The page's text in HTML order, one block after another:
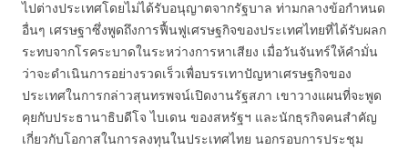
ไปต่างประเทศโดยไม่ได้รับอนุญาตจากรัฐบาล ท่ามกลางข้อกำหนด
อื่นๆ เศรษฐาซึ่งพูดถึงการฟื้นฟูเศรษฐกิจของประเทศไทยที่ได้รับผลก
ระทบจากโรคระบาดในระหว่างการหาเสียง เมื่อวันจันทร์ให้คำมั่น
ว่าจะดำเนินการอย่างรวดเร็วเพื่อบรรเทาปัญหาเศรษฐกิจของ
ประเทศในการกล่าวสุนทรพจน์เปิดงานรัฐสภา เขาวางแผนที่จะพูด
คุยกับประธานาธิบดีโจ ไบเดน ของสหรัฐฯ และนักธุรกิจคนสำคัญ
เกี่ยวกับโอกาสในการลงทุนในประเทศไทย นอกรอบการประชุม